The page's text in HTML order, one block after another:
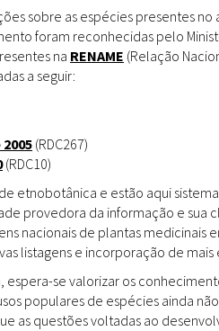
Medicinais
Conceitos
Grupos de Pesquisa
Sementes, Mudas &
Plantas
Produto & Indústria
sobre as espécies presentes
foram reconhecidas pelo
na RENAME (Relação
a seguir:
(RDC267)
(RDC10)
etnobotânica e estão aqui
provedora da informação e sua
nacionais de plantas medicinais
listagens e incorporação de mais
se valorizar os
populares de espécies ainda
as questões voltadas ao